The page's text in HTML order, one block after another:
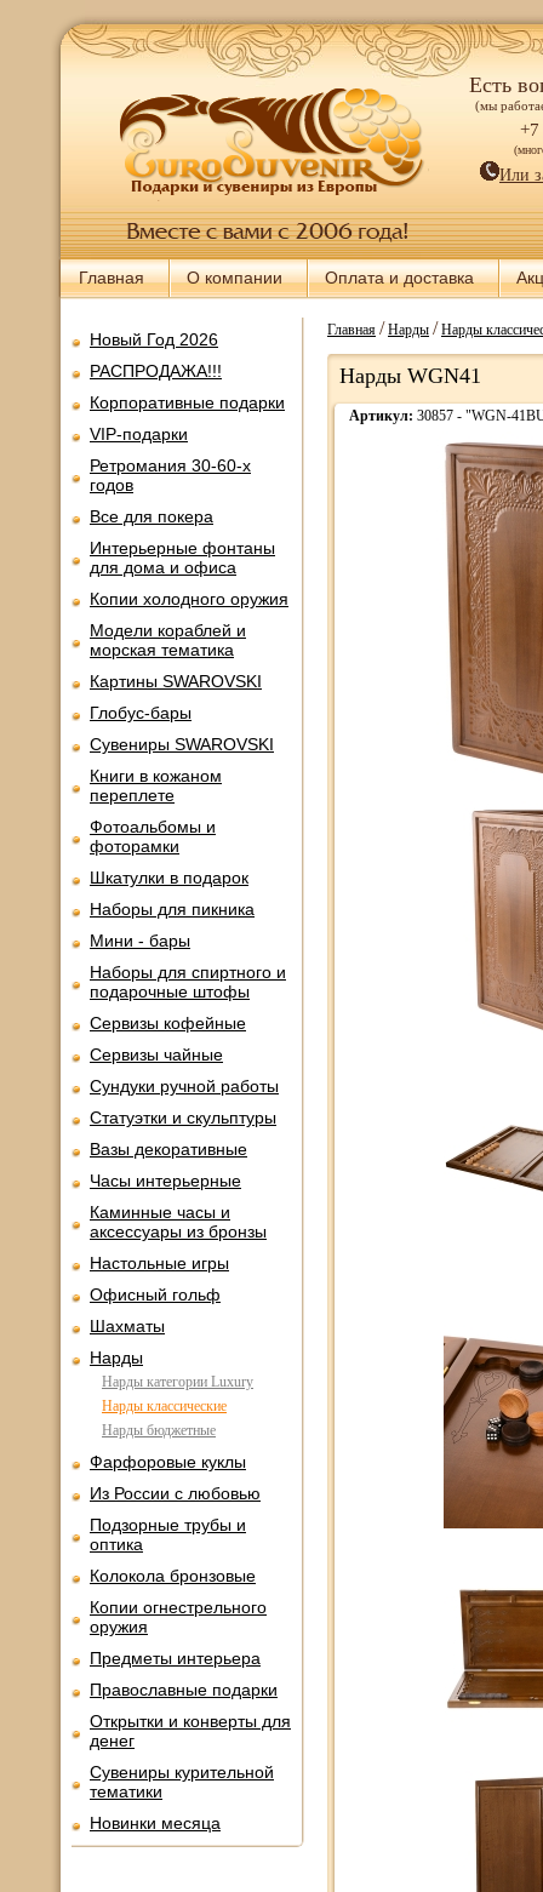
Есть
(мы
+7
Или
Главная О компании Оплата и доставка
Новый Год 2026
РАСПРОДАЖА!!!
Корпоративные подарки
VIP-подарки
Ретромания 30-60-х
годов
Все для покера
Интерьерные фонтаны
для дома и офиса
Копии холодного оружия
Модели кораблей и
морская тематика
Картины SWAROVSKI
Глобус-бары
Сувениры SWAROVSKI
Книги в кожаном
переплете
Фотоальбомы и
фоторамки
Шкатулки в подарок
Наборы для пикника
Мини - бары
Наборы для спиртного и
подарочные штофы
Сервизы кофейные
Сервизы чайные
Сундуки ручной работы
Статуэтки и скульптуры
Вазы декоративные
Часы интерьерные
Каминные часы и
аксессуары из бронзы
Настольные игры
Офисный гольф
Шахматы
Нарды
Нарды категории Luxury
Нарды классические
Нарды бюджетные
Фарфоровые куклы
Из России с любовью
Подзорные трубы и
оптика
Колокола бронзовые
Копии огнестрельного
оружия
Предметы интерьера
Православные подарки
Открытки и конверты для
денег
Сувениры курительной
тематики
Новинки месяца
Главная/Нарды/Нарды
Нарды WGN41
Артикул: 30857 - "WGN-